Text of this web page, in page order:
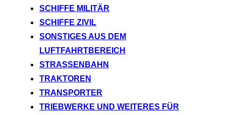
SCHIFFE MILITÄR
SCHIFFE ZIVIL
SONSTIGES AUS DEM
LUFTFAHRTBEREICH
STRASSENBAHN
TRAKTOREN
TRANSPORTER
TRIEBWERKE UND WEITERES FÜR